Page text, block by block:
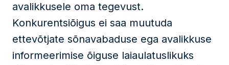
avalikkusele oma tegevust.
Konkurentsiõigus ei saa muutuda
ettevõtjate sõnavabaduse ega avalikkuse
informeerimise õiguse laiaulatuslikuks